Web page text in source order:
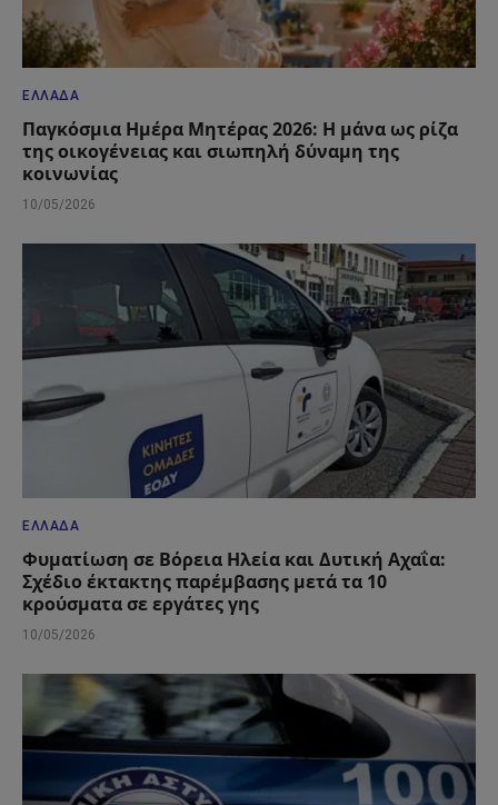
ΕΛΛΆΔΑ
Παγκόσμια Ημέρα Μητέρας 2026: Η μάνα ως ρίζα
της οικογένειας και σιωπηλή δύναμη της
κοινωνίας
10/05/2026
ΕΛΛΆΔΑ
Φυματίωση σε Βόρεια Ηλεία και Δυτική Αχαΐα:
Σχέδιο έκτακτης παρέμβασης μετά τα 10
κρούσματα σε εργάτες γης
10/05/2026